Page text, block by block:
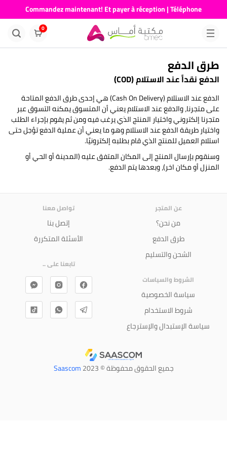
Commandez maintenant! Et payer à réception | Téléphone
676681730
0
طرق الدفع
الدفع نقداً عند الاستلام (COD)
الدفع عند الاستلام (Cash On Delivery) هي إحدى طرق الدفع المتاحة
على متجرنا، والدفع عند الاستلام يعني أن المتسوق يمكنه التسوق عبر
متجرنا إلكتروني واختيار المنتج الذي يرغب فيه ومن ثم يقوم بإجراء الطلب
واختيار طريقة الدفع عند الاستلام وهو ما يعني أن عملية الدفع تؤجل حتى
استلام العميل للمنتج الذي قام بطلبه إلكترونيًا.
وسنقوم بإرسال المنتج إلى المكان المتفق عليه (المدينة أو الحي أو
المنزل أو مكان اخر)، وبعدها يتم الدفع.
عن المتجر
من نحن؟
طرق الدفع
الشحن والتسليم
الشروط والسياسات
سياسة الخصوصية
شروط الاستخدام
سياسة الإستبدال والإسترجاع
تواصل معنا
إتصل بنا
الأسئلة المتكررة
تابعنا على ..
جميع الحقوق محفوظة © 2023 Saascom